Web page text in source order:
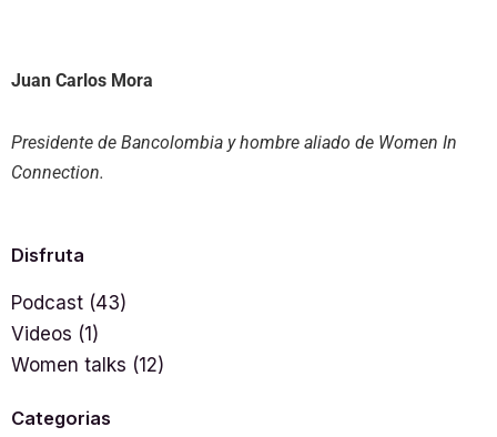
Juan Carlos Mora
Presidente de Bancolombia y hombre aliado de Women In
Connection.
Disfruta
Podcast (43)
Videos (1)
Women talks (12)
Categorias